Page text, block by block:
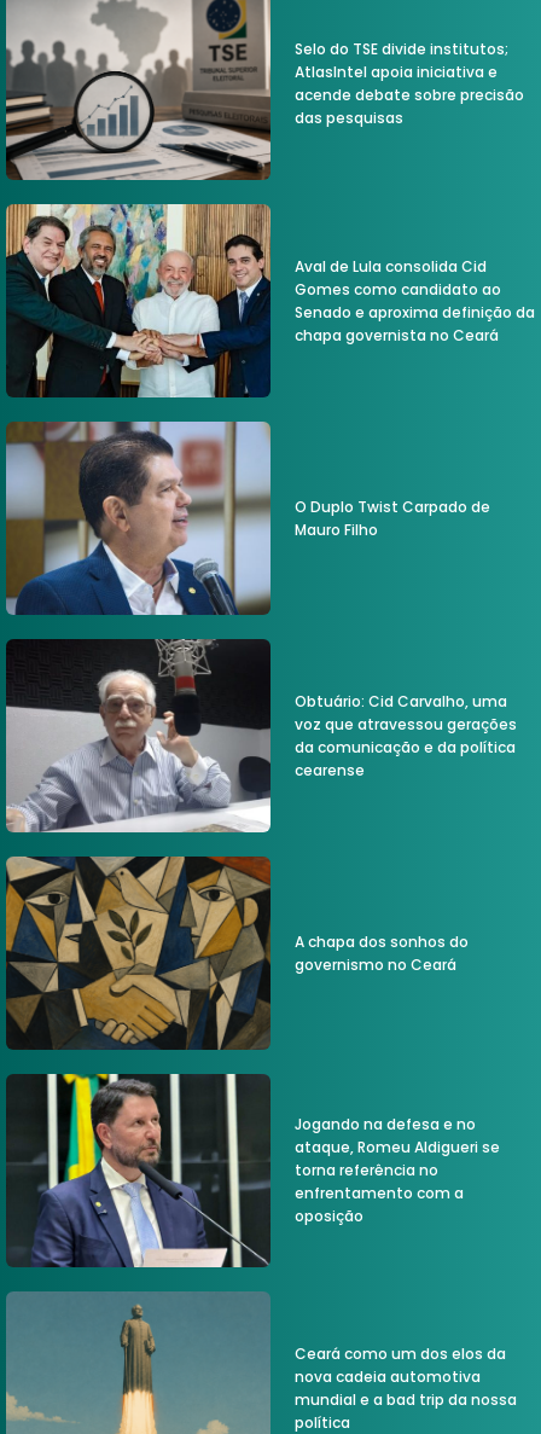
Selo do TSE divide institutos;
AtlasIntel apoia iniciativa e
acende debate sobre precisão
das pesquisas
Aval de Lula consolida Cid
Gomes como candidato ao
Senado e aproxima definição da
chapa governista no Ceará
O Duplo Twist Carpado de
Mauro Filho
Obtuário: Cid Carvalho, uma
voz que atravessou gerações
da comunicação e da política
cearense
A chapa dos sonhos do
governismo no Ceará
Jogando na defesa e no
ataque, Romeu Aldigueri se
torna referência no
enfrentamento com a
oposição
Ceará como um dos elos da
nova cadeia automotiva
mundial e a bad trip da nossa
política